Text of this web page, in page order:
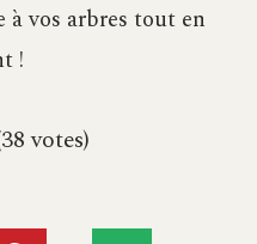
vos arbres tout en
!
votes)